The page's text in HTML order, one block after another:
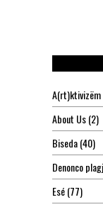
A(rt)ktivizëm
About Us(2)
Biseda(40)
Denonco
Esé(77)